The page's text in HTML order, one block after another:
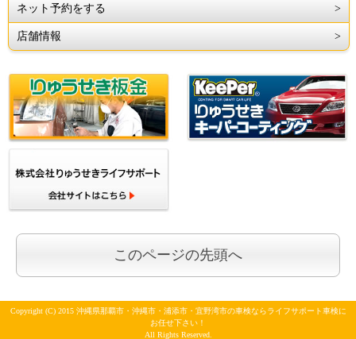
ネット予約をする
店舗情報
このページの先頭へ
Copyright (C) 2015 沖縄県那覇市・沖縄市・浦添市・宜野湾市の車検ならライフサポート車検に
お任せ下さい！
All Rights Reserved.